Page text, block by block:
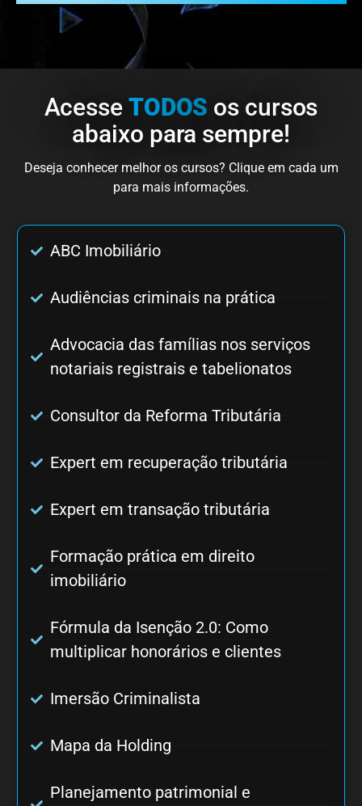
Acesse TODOS os cursos
abaixo para sempre!
Deseja conhecer melhor os cursos? Clique em cada um
para mais informações.
ABC Imobiliário
Audiências criminais na prática
Advocacia das famílias nos serviços
notariais registrais e tabelionatos
Consultor da Reforma Tributária
Expert em recuperação tributária
Expert em transação tributária
Formação prática em direito
imobiliário
Fórmula da Isenção 2.0: Como
multiplicar honorários e clientes
Imersão Criminalista
Mapa da Holding
Planejamento patrimonial e